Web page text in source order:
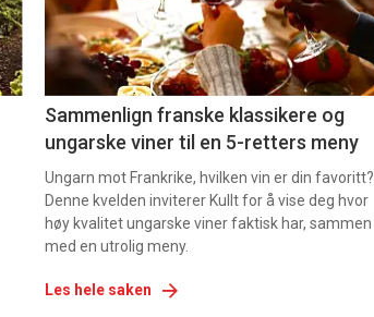
-
5
Sammenlign franske klassikere og
ungarske viner til en 5-retters meny
Ungarn mot Frankrike, hvilken vin er din favoritt?
Denne kvelden inviterer Kullt for å vise deg hvor
høy kvalitet ungarske viner faktisk har, sammen
med en utrolig meny.
Les hele saken